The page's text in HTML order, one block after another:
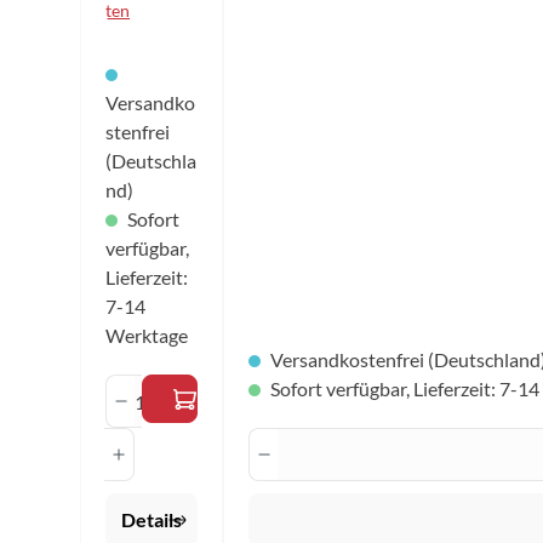
Netz.
ten
Versandko
stenfrei
(Deutschla
nd)
Sofort
verfügbar,
Lieferzeit:
7-14
Werktage
Produkt Anzahl: Gib den
Details
Versandkostenfrei
Sofort verfügbar, Lieferzeit: 7-
Produkt Anzahl: Gib